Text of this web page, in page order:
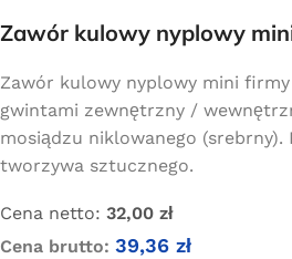
Zawór kulowy nyplowy
Zawór kulowy nyplowy mini firmy
gwintami zewnętrzny /
mosiądzu niklowanego (srebrny).
tworzywa sztucznego.
Cena netto: 32,00 zł
Cena brutto: 39,36 zł